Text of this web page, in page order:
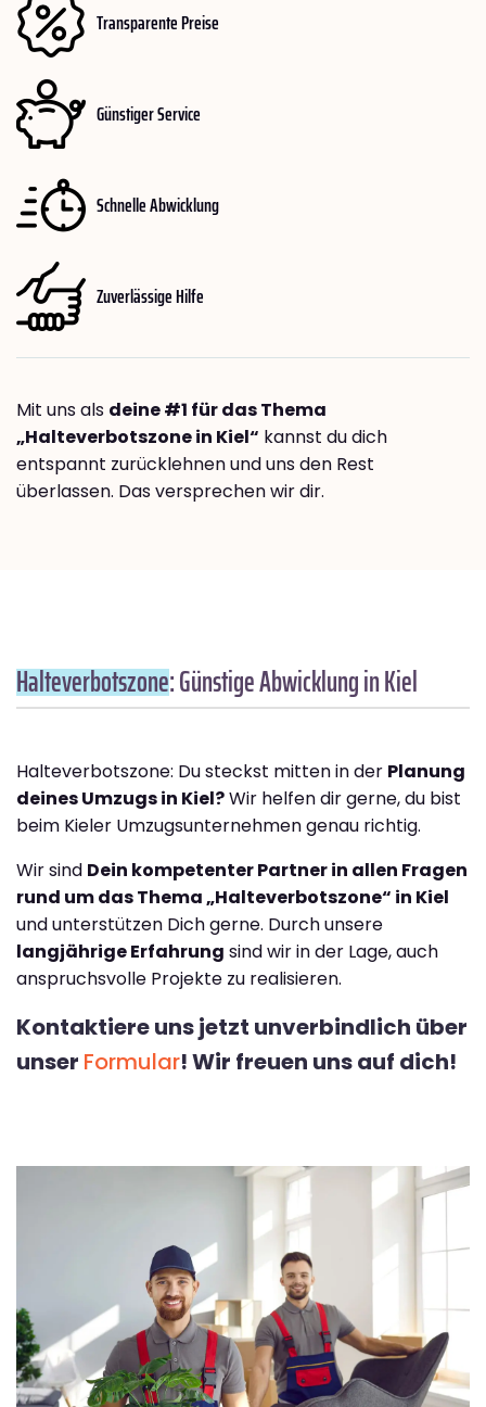
Transparente Preise
Günstiger Service
Schnelle Abwicklung
Zuverlässige Hilfe
Mit uns als deine #1 für das Thema
„Halteverbotszone in Kiel“ kannst du dich
entspannt zurücklehnen und uns den Rest
überlassen. Das versprechen wir dir.
Halteverbotszone: Günstige Abwicklung in Kiel
Halteverbotszone: Du steckst mitten in der Planung
deines Umzugs in Kiel?Wir helfen dir gerne, du bist
beim Kieler Umzugsunternehmen genau richtig.
Wir sind Dein kompetenter Partner in allen Fragen
rund um das Thema „Halteverbotszone“ in Kiel
und unterstützen Dich gerne. Durch unsere
langjährige Erfahrung sind wir in der Lage, auch
anspruchsvolle Projekte zu realisieren.
Kontaktiere uns jetzt unverbindlich über
unser Formular! Wir freuen uns auf dich!